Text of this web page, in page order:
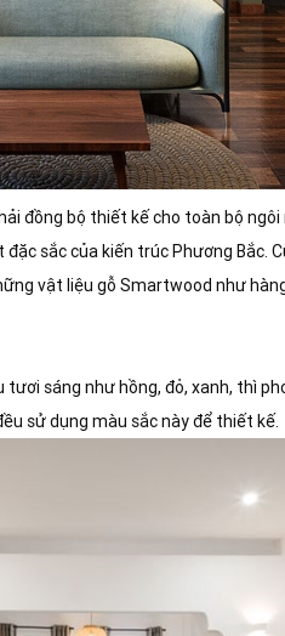
đồng bộ thiết kế cho toàn bộ
sắc của kiến trúc Phương Bắc.
vật liệu gỗ Smartwood như
sáng như hồng, đỏ, xanh, thì
sử dụng màu sắc này để thiết kế.